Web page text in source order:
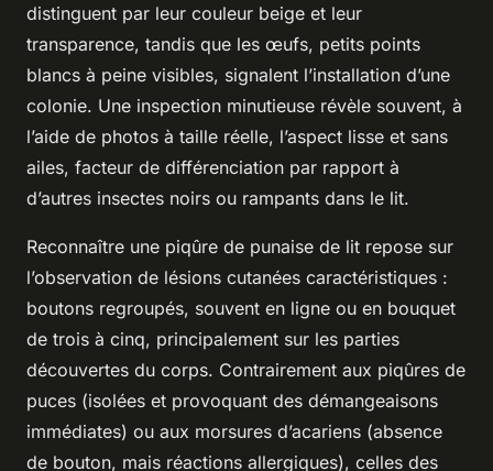
distinguent par leur couleur beige et leur
transparence, tandis que les œufs, petits points
blancs à peine visibles, signalent l’installation d’une
colonie. Une inspection minutieuse révèle souvent, à
l’aide de photos à taille réelle, l’aspect lisse et sans
ailes, facteur de différenciation par rapport à
d’autres insectes noirs ou rampants dans le lit.
Reconnaître une piqûre de punaise de lit repose sur
l’observation de lésions cutanées caractéristiques :
boutons regroupés, souvent en ligne ou en bouquet
de trois à cinq, principalement sur les parties
découvertes du corps. Contrairement aux piqûres de
puces (isolées et provoquant des démangeaisons
immédiates) ou aux morsures d’acariens (absence
de bouton, mais réactions allergiques), celles des